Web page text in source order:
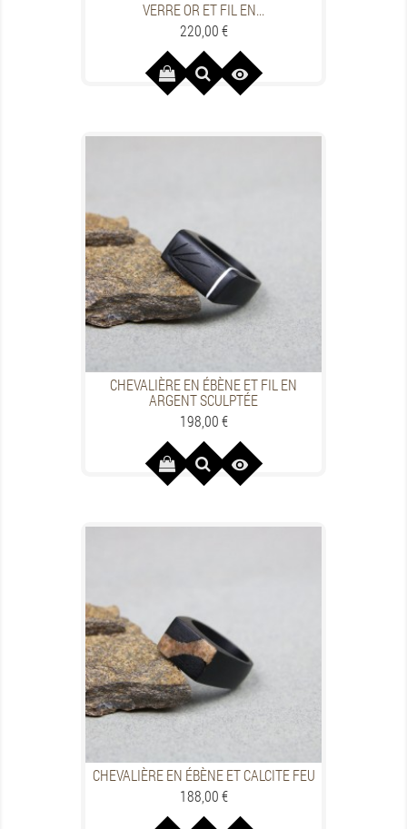
VERRE OR ET FIL EN...
Preis
220,00 €

CHEVALIÈRE EN ÉBÈNE ET FIL EN
ARGENT SCULPTÉE
Preis
198,00 €

CHEVALIÈRE EN ÉBÈNE ET CALCITE FEU
Preis
188,00 €